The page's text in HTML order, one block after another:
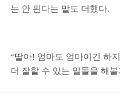
는 안 된다는 말도 더했다.
“딸아! 엄마도 엄마이긴 하
더 잘할 수 있는 일들을 해볼